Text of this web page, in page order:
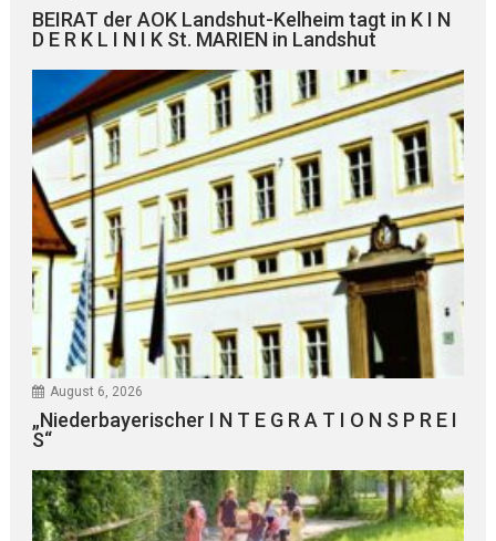
BEIRAT der AOK Landshut-Kelheim tagt in K I N
D E R K L I N I K St. MARIEN in Landshut
August 6, 2026
„Niederbayerischer I N T E G R A T I O N S P R E I
S“